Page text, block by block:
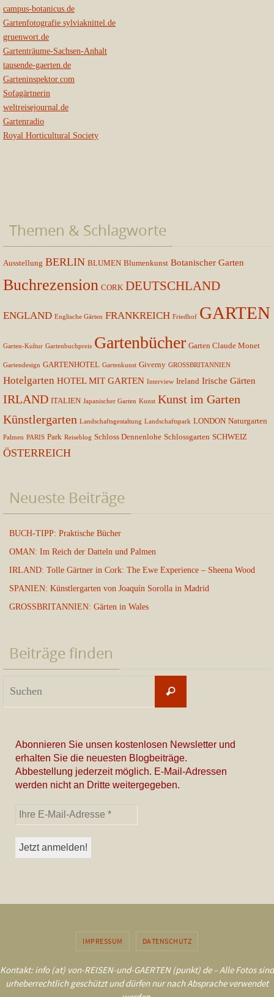
campus-botanicus.de
Gartenfotografie sylviaknittel.de
gruenwort.de
Gartenträume-Sachsen-Anhalt
tausende-gaerten.de
Garteninspektor.com
Sofagärtnerin
weltreisejournal.de
Gartenradio
Royal Horticultural Society
Themen & Schlagworte
Ausstellung BERLIN BLUMEN Blumenkunst Botanischer Garten
Buchrezension CORK DEUTSCHLAND
ENGLAND Englische Gärten FRANKREICH Friedhof GARTEN
Garten-Kultur Gartenbuchpreis Gartenbücher Garten Claude Monet
Gartendesign GARTENHOTEL Gartenkunst Giverny GROSSBRITANNIEN
Hotelgarten HOTEL MIT GARTEN Interview Ireland Irische Gärten
IRLAND ITALIEN Japanischer Garten Kunst Kunst im Garten
Künstlergarten Landschaftsgestaltung Landschaftspark LONDON Naturgarten
Palmen PARIS Park Reiseblog Schloss Dennenlohe Schlossgarten SCHWEIZ
ÖSTERREICH
Neueste Beiträge
BUCH-TIPP: Praktische Bücher
OMAN: Im Reich der Datteln und Palmen
IRLAND: Tolle Gärtner in Cork: The Ewe Experience – Sheena Wood
SPANIEN: Künstlergarten von Joaquín Sorolla in Madrid
GROSSBRITANNIEN: Gärten in Wales
Beiträge finden
Suchen
Abonnieren Sie unsen kostenlosen Newsletter und
erhalten Sie die neuesten Blogbeiträge.
Abbestellung jederzeit möglich. E-Mail-Adressen
werden nicht an Dritte weitergegeben.
IMPRESSUM DATENSCHUTZ
Kontakt: info (at) von-REISEN-und-GAERTEN (punkt) de – Alle Fotos sind
urheberrechtlich geschützt und dürfen nur nach Absprache verwendet